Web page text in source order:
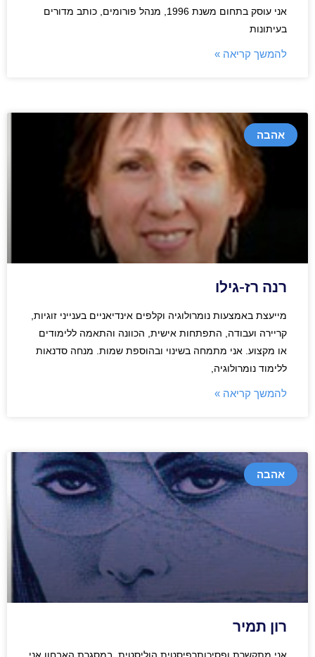
אני עוסק בתחום משנת 1996, מנהל פורומים, כותב מדורים
בעיתונות
להמשך קריאה »
אהבה
רנה רז-גילו
מייעצת באמצעות נומרולוגיה וקלפים אינדיאניים בענייני זוגיות,
קריירה ועבודה, התפתחות אישית, הכוונה והתאמה ללימודים
או מקצוע. אני מתמחה בשינוי ובהוספת שמות. מנחה סדנאות
ללימוד נומרולוגיה,
להמשך קריאה »
אהבה
רון תמיר
אני מתקשרת ופסיכותרפיסטית הוליסטית. במסגרת האבחון אני